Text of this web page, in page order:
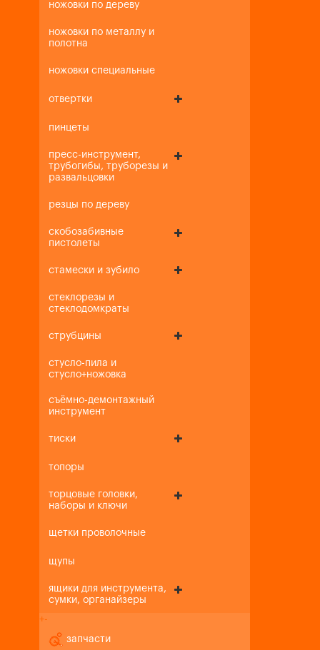
ножовки по дереву
ножовки по металлу и
полотна
ножовки специальные
отвертки
пинцеты
пресс-инструмент,
трубогибы, труборезы и
развальцовки
резцы по дереву
скобозабивные
пистолеты
стамески и зубило
стеклорезы и
стеклодомкраты
струбцины
стусло-пила и
стусло+ножовка
съёмно-демонтажный
инструмент
тиски
топоры
торцовые головки,
наборы и ключи
щетки проволочные
щупы
ящики для инструмента,
сумки, органайзеры
+-
запчасти